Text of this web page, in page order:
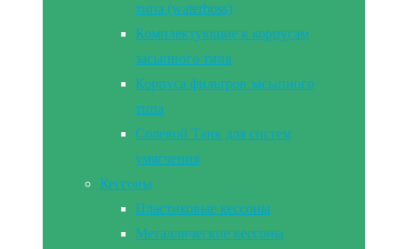
типа (waterboss)
Комплектующие к корпусам
засыпного типа
Корпуса фильтров засыпного
типа
Солевой Танк для систем
умягчения
Кессоны
Пластиковые кессоны
Металлические кессоны